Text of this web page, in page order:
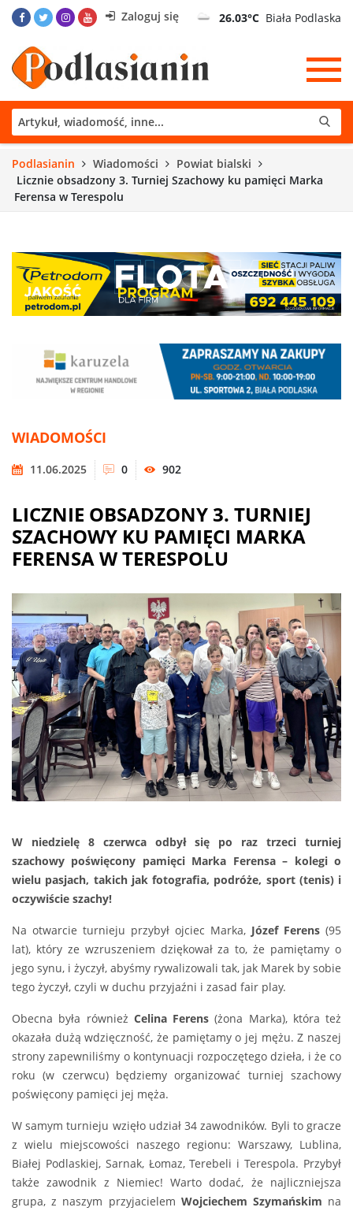
Zaloguj się 26.03°C Biała Podlaska
Podlasianin Wiadomości
Powiat bialski
Licznie obsadzony 3. Turniej Szachowy ku pamięci Marka
Ferensa w Terespolu
WIADOMOŚCI
11.06.2025 0 902
LICZNIE OBSADZONY 3. TURNIEJ
SZACHOWY KU PAMIĘCI MARKA
FERENSA W TERESPOLU
W niedzielę 8 czerwca odbył się po raz trzeci turniej
szachowy poświęcony pamięci Marka Ferensa – kolegi o
wielu pasjach, takich jak fotografia, podróże, sport (tenis) i
oczywiście szachy!
Na otwarcie turnieju przybył ojciec Marka, Józef Ferens (95
lat), który ze wzruszeniem dziękował za to, że pamiętamy o
jego synu, i życzył, abyśmy rywalizowali tak, jak Marek by sobie
tego życzył, czyli w duchu przyjaźni i zasad fair play.
Obecna była również Celina Ferens (żona Marka), która też
okazała dużą wdzięczność, że pamiętamy o jej mężu. Z naszej
strony zapewniliśmy o kontynuacji rozpoczętego dzieła, i że co
roku (w czerwcu) będziemy organizować turniej szachowy
poświęcony pamięci jej męża.
W samym turnieju wzięło udział 34 zawodników. Byli to gracze
z wielu miejscowości naszego regionu: Warszawy, Lublina,
Białej Podlaskiej, Sarnak, Łomaz, Terebeli i Terespola. Przybył
także zawodnik z Niemiec! Warto dodać, że najliczniejsza
grupa, z naszym przyjacielem Wojciechem Szymańskim na